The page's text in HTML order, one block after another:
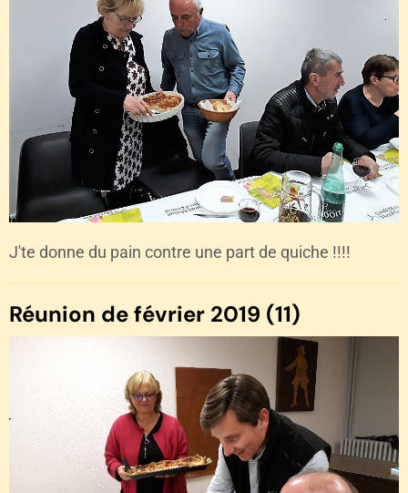
J'te donne du pain contre une part de quiche !!!!
Réunion de février 2019 (11)